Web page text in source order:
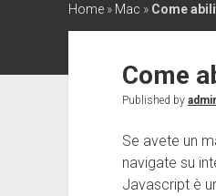
Home» Mac » Come
Come
Published by
Se avete un
navigate su
Javascript è